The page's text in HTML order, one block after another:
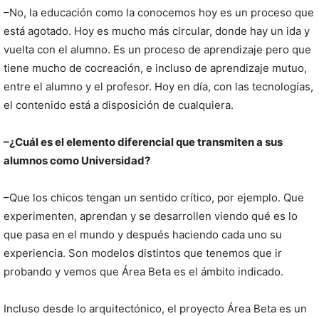
–No, la educación como la conocemos hoy es un proceso que
está agotado. Hoy es mucho más circular, donde hay un ida y
vuelta con el alumno. Es un proceso de aprendizaje pero que
tiene mucho de cocreación, e incluso de aprendizaje mutuo,
entre el alumno y el profesor. Hoy en día, con las tecnologías,
el contenido está a disposición de cualquiera.
–¿Cuál es el elemento diferencial que transmiten a sus
alumnos como Universidad?
–Que los chicos tengan un sentido crítico, por ejemplo. Que
experimenten, aprendan y se desarrollen viendo qué es lo
que pasa en el mundo y después haciendo cada uno su
experiencia. Son modelos distintos que tenemos que ir
probando y vemos que Área Beta es el ámbito indicado.
Incluso desde lo arquitectónico, el proyecto Área Beta es un